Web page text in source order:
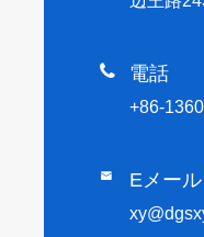
 電話
+86-
 Eメール